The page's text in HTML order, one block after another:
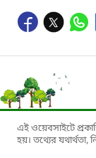
এই ওয়েবসাইটে
হয়। তথ্যের যথার্থতা,